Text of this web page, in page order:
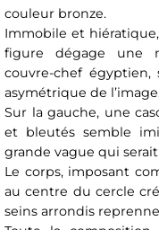
couleur bronze.
Immobile et
figure dégage une
couvre-chef
asymétrique de
Sur la gauche, une
et bleutés semble
grande vague qui
Le corps, imposant
au centre du cercle
seins arrondis